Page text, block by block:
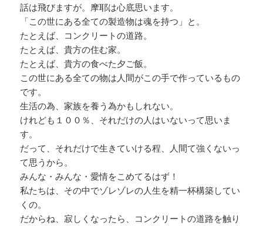
話は飛びますが。摩耶は心底思います。
「この世にある全ての製造物は魂を持つ」と。
たとえば、コンクリートの道路。
たとえば、貴方の住む家。
たとえば、貴方の食べた夕ご飯。
この世にある全ての物は人間がこの手で作っているもの
です。
生活の為、家族を養う為かもしれない。
けれども１００％、それだけの人はいないって思いま
す。
だって、それだけで生きていける程、人間て強くないっ
て思うから。
みんな・みんな・愛情をこめてるはず！
私たちは、その中でゾレゾレの人生を精一杯構築してい
くの。
だからね、寂しくなったら、コンクリートの道路を触り